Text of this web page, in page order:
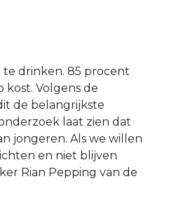
drinken. 85 procent
Volgens de
de belangrijkste
laat zien dat
jongeren. Als we willen
en niet blijven
Rian Pepping van de